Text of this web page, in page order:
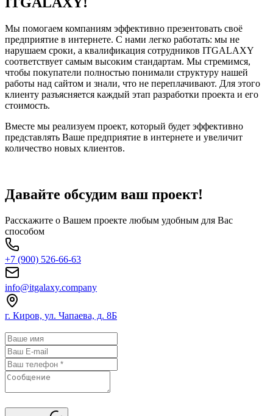
Мы помогаем компаниям эффективно презентовать своё
предприятие в интернете. С нами легко работать: мы не
нарушаем сроки, а квалификация сотрудников ITGALAXY
соответствует самым высоким стандартам. Мы стремимся,
чтобы покупатели полностью понимали структуру нашей
работы над сайтом и знали, что не переплачивают. Для этого
клиенту разъясняется каждый этап разработки проекта и его
стоимость.
Вместе мы реализуем проект, который будет эффективно
представлять Ваше предприятие в интернете и увеличит
количество новых клиентов.
Давайте обсудим ваш проект!
Расскажите о Вашем проекте любым удобным для Вас
способом
+7 (900) 526-66-63
info@itgalaxy.company
г. Киров, ул. Чапаева, д. 8Б